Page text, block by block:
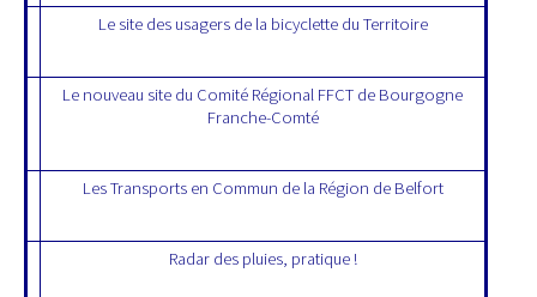
Le site des usagers de la bicyclette du Territoire
Le nouveau site du Comité Régional FFCT de Bourgogne
Franche-Comté
Les Transports en Commun de la Région de Belfort
Radar des pluies, pratique !